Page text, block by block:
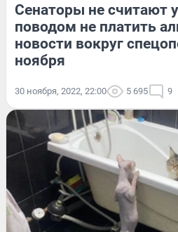
Сенаторы не считают
поводом не платить
новости вокруг
ноября
30 ноября, 2022, 22:00 5 695 9